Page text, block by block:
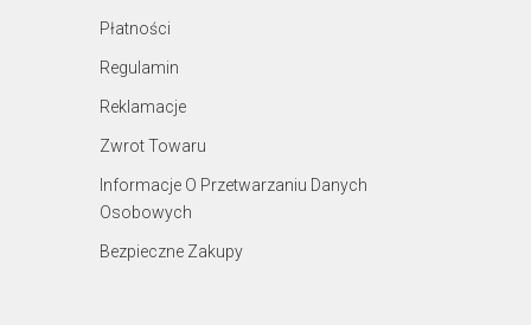
Płatności
Regulamin
Reklamacje
Zwrot Towaru
Informacje O Przetwarzaniu Danych
Osobowych
Bezpieczne Zakupy